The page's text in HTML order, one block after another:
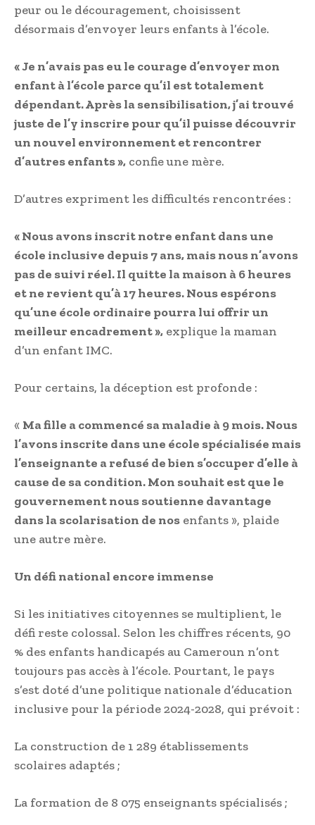
peur ou le découragement, choisissent
désormais d’envoyer leurs enfants à l’école.
« Je n’avais pas eu le courage d’envoyer mon
enfant à l’école parce qu’il est totalement
dépendant. Après la sensibilisation, j’ai trouvé
juste de l’y inscrire pour qu’il puisse découvrir
un nouvel environnement et rencontrer
d’autres enfants », confie une mère.
D’autres expriment les difficultés rencontrées :
« Nous avons inscrit notre enfant dans une
école inclusive depuis 7 ans, mais nous n’avons
pas de suivi réel. Il quitte la maison à 6 heures
et ne revient qu’à 17 heures. Nous espérons
qu’une école ordinaire pourra lui offrir un
meilleur encadrement », explique la maman
d’un enfant IMC.
Pour certains, la déception est profonde :
« Ma fille a commencé sa maladie à 9 mois. Nous
l’avons inscrite dans une école spécialisée mais
l’enseignante a refusé de bien s’occuper d’elle à
cause de sa condition. Mon souhait est que le
gouvernement nous soutienne davantage
dans la scolarisation de nos enfants », plaide
une autre mère.
Un défi national encore immense
Si les initiatives citoyennes se multiplient, le
défi reste colossal. Selon les chiffres récents, 90
% des enfants handicapés au Cameroun n’ont
toujours pas accès à l’école. Pourtant, le pays
s’est doté d’une politique nationale d’éducation
inclusive pour la période 2024-2028, qui prévoit :
La construction de 1 289 établissements
scolaires adaptés ;
La formation de 8 075 enseignants spécialisés ;